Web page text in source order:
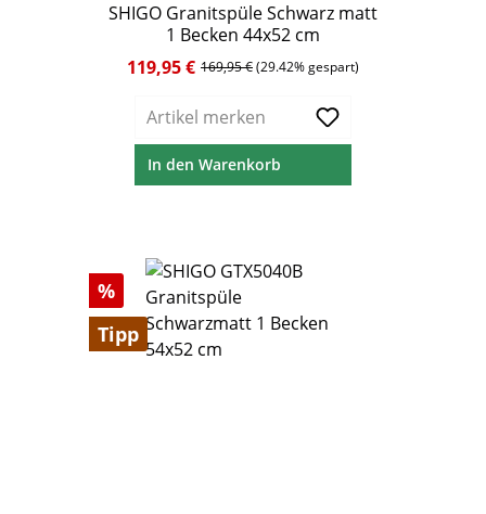
SHIGO Granitspüle Schwarz matt
1 Becken 44x52 cm
Verkaufspreis:
119,95 € Regulärer Preis:
169,95 €(29.42% gespart)
Artikel merken
In den Warenkorb
Rabatt
%
Tipp